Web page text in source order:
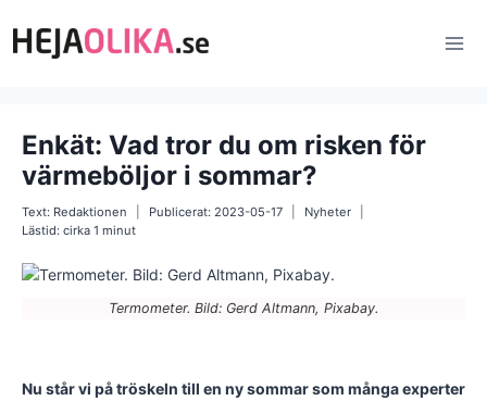
content
Enkät: Vad tror du om risken för
värmeböljor i sommar?
Text: Redaktionen Publicerat: 2023-05-17
Nyheter
Lästid: cirka 1 minut
Termometer. Bild: Gerd Altmann, Pixabay.
Nu står vi på tröskeln till en ny sommar som många experter